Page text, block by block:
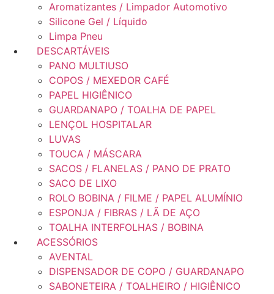
Aromatizantes / Limpador Automotivo
Silicone Gel / Líquido
Limpa Pneu
DESCARTÁVEIS
PANO MULTIUSO
COPOS / MEXEDOR CAFÉ
PAPEL HIGIÊNICO
GUARDANAPO / TOALHA DE PAPEL
LENÇOL HOSPITALAR
LUVAS
TOUCA / MÁSCARA
SACOS / FLANELAS / PANO DE PRATO
SACO DE LIXO
ROLO BOBINA / FILME / PAPEL ALUMÍNIO
ESPONJA / FIBRAS / LÃ DE AÇO
TOALHA INTERFOLHAS / BOBINA
ACESSÓRIOS
AVENTAL
DISPENSADOR DE COPO / GUARDANAPO
SABONETEIRA / TOALHEIRO / HIGIÊNICO